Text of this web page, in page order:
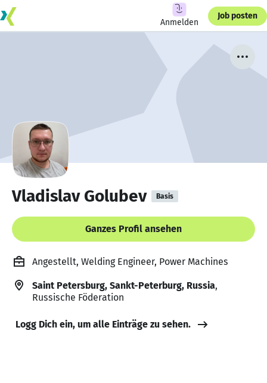
Anmelden
Job posten
Vladislav Golubev Basis
Ganzes Profil ansehen
Angestellt, Welding Engineer, Power Machines
Saint Petersburg, Sankt-Peterburg, Russia,
Russische Föderation
Logg Dich ein, um alle Einträge zu sehen.